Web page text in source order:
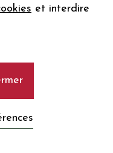
et interdire
recevoir la newsletter de la